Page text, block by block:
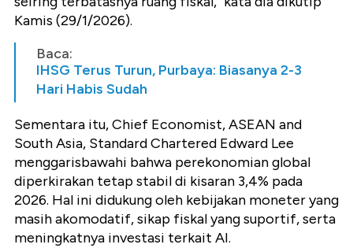
Kamis (29/1/2026).
Baca:
IHSG Terus Turun, Purbaya: Biasanya 2-3
Hari Habis Sudah
Sementara itu, Chief Economist, ASEAN and
South Asia, Standard Chartered Edward Lee
menggarisbawahi bahwa perekonomian global
diperkirakan tetap stabil di kisaran 3,4% pada
2026. Hal ini didukung oleh kebijakan moneter yang
masih akomodatif, sikap fiskal yang suportif, serta
meningkatnya investasi terkait AI.